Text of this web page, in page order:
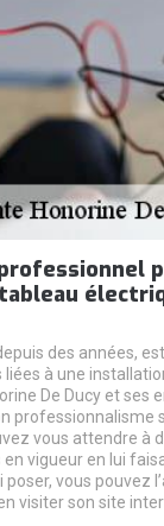
des années,
liées à une
De Ducy et ses
professionnalisme
vous attendre à
vigueur en lui
vous pouvez
visiter son site